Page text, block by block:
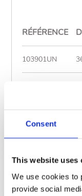
Consent
This website uses
We use cookies to
provide social
RÉFÉRENCE
103901UN
Documentation